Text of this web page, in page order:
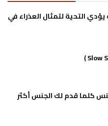
التحية لتمثال العذراء في
كلما قدم لك الجنس أكثر